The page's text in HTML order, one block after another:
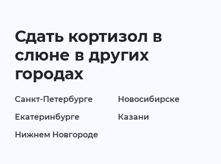
Сдать кортизол в
слюне в других
городах
Санкт-Петербурге
Новосибирске
Екатеринбурге
Казани
Нижнем Новгороде